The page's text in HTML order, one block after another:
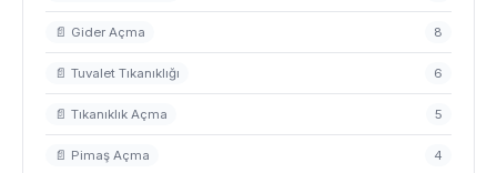
📄 Gider Açma 8
📄 Tuvalet Tıkanıklığı 6
📄 Tıkanıklık Açma 5
📄 Pimaş Açma 4